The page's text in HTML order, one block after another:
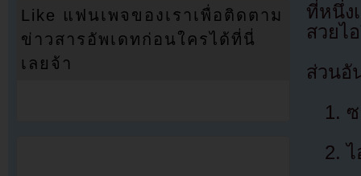
ที่หนึ่ง
สวยไ
ส่วนอั
Like แฟนเพจของเราเพื่อติดตาม
ข่าวสารอัพเดทก่อนใครได้ที่นี่
เลยจ้า